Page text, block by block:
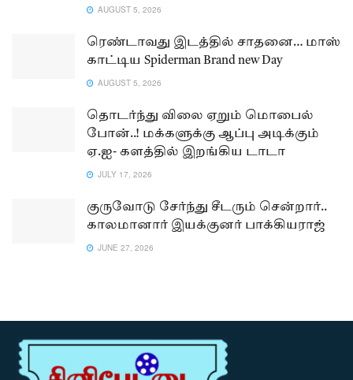
AUGUST 5, 2026
ரெண்டாவது இடத்தில் சாதனை… மாஸ்
காட்டிய Spiderman Brand new Day
AUGUST 5, 2026
தொடர்ந்து விலை ஏறும் மொபைல்
போன்..! மக்களுக்கு ஆப்பு அடிக்கும்
ஏ.ஐ- களத்தில் இறங்கிய டாடா
JULY 17, 2026
குருவோடு சேர்ந்து சீடரும் சென்றார்..
காலமானார் இயக்குனர் பாக்கியராஜ்
JUNE 27, 2026